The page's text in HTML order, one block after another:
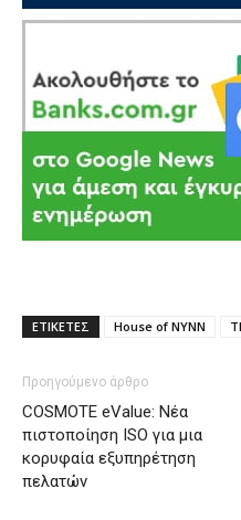
ΕΤΙΚΕΤΕΣ House of NYNN
Προηγούμενο άρθρο
COSMOTE eValue: Νέα
πιστοποίηση ISO για μια
κορυφαία εξυπηρέτηση
πελατών